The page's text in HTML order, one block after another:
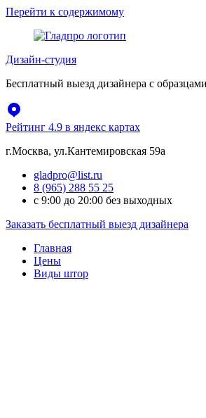
Перейти к содержимому
Дизайн-студия
Бесплатный выезд дизайнера с
Рейтинг 4.9 в яндекс картах
г.Москва, ул.Кантемировская 59а
gladpro@list.ru
8 (965) 288 55 25
с 9:00 до 20:00 без выходных
Заказать бесплатный выезд дизайнера
Главная
Цены
Виды штор